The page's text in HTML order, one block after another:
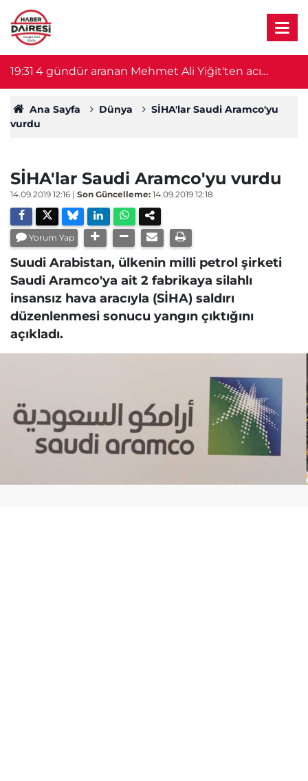
Mehmet Ali Yiğit'ten acı
serada bulundu
18:5478
Konya'ya
Ana Sayfa Dünya
SİHA'lar Saudi Aramco'yu
vurdu
SİHA'lar Saudi Aramco'yu vurdu
14.09.2019 12:16 | Son Güncelleme: 14.09.2019 12:18
Yorum Yap
Suudi Arabistan, ülkenin milli petrol şirketi
Saudi Aramco'ya ait 2 fabrikaya silahlı
insansız hava aracıyla (SİHA) saldırı
düzenlenmesi sonucu yangın çıktığını
açıkladı.